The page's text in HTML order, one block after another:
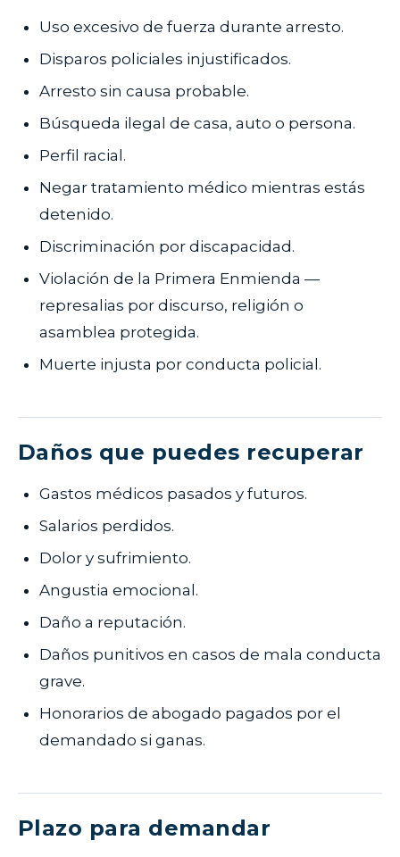
Uso excesivo de fuerza durante arresto.
Disparos policiales injustificados.
Arresto sin causa probable.
Búsqueda ilegal de casa, auto o persona.
Perfil racial.
Negar tratamiento médico mientras estás
detenido.
Discriminación por discapacidad.
Violación de la Primera Enmienda —
represalias por discurso, religión o
asamblea protegida.
Muerte injusta por conducta policial.
Daños que puedes recuperar
Gastos médicos pasados y futuros.
Salarios perdidos.
Dolor y sufrimiento.
Angustia emocional.
Daño a reputación.
Daños punitivos en casos de mala conducta
grave.
Honorarios de abogado pagados por el
demandado si ganas.
Plazo para demandar